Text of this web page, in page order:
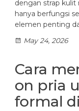
dengan strap kulit
hanya berfungsi
elemen penting
May 24, 2026
Cara
on pria
formal